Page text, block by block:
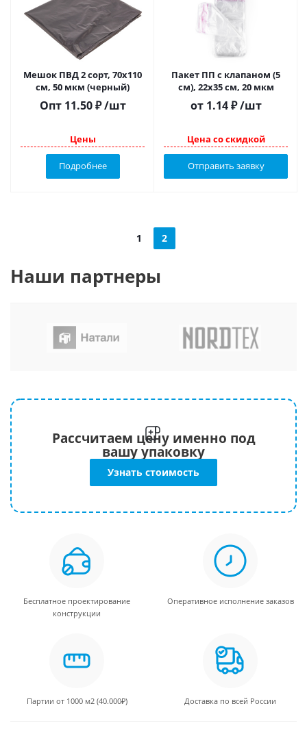
Мешок ПВД 2 сорт, 70х110
см, 50 мкм (черный)
Опт11.50 ₽ /шт
Цены
Подробнее
Пакет ПП с клапаном (5
см), 22х35 см, 20 мкм
от1.14 ₽ /шт
Цена со скидкой
Отправить заявку
1 2
Наши партнеры
Рассчитаем цену именно под
вашу упаковку
Узнать стоимость
Бесплатное проектирование
конструкции
Оперативное исполнение заказов
Партии от 1000 м2 (40.000₽) Доставка по всей России